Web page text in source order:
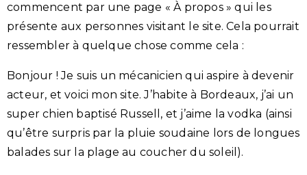
commencent par une page « À propos » qui les
présente aux personnes visitant le site. Cela pourrait
ressembler à quelque chose comme cela :
Bonjour ! Je suis un mécanicien qui aspire à devenir
acteur, et voici mon site. J’habite à Bordeaux, j’ai un
super chien baptisé Russell, et j’aime la vodka (ainsi
qu’être surpris par la pluie soudaine lors de longues
balades sur la plage au coucher du soleil).